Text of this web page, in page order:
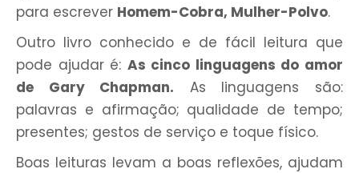
para escrever Homem-Cobra, Mulher-Polvo.
Outro livro conhecido e de fácil leitura que
pode ajudar é: As cinco linguagens do amor
de Gary Chapman. As linguagens são:
palavras e afirmação; qualidade de tempo;
presentes; gestos de serviço e toque físico.
Boas leituras levam a boas reflexões, ajudam